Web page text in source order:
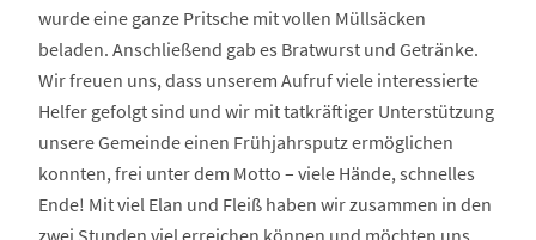
wurde eine ganze Pritsche mit vollen Müllsäcken
beladen. Anschließend gab es Bratwurst und Getränke.
Wir freuen uns, dass unserem Aufruf viele interessierte
Helfer gefolgt sind und wir mit tatkräftiger Unterstützung
unsere Gemeinde einen Frühjahrsputz ermöglichen
konnten, frei unter dem Motto – viele Hände, schnelles
Ende! Mit viel Elan und Fleiß haben wir zusammen in den
zwei Stunden viel erreichen können und möchten uns